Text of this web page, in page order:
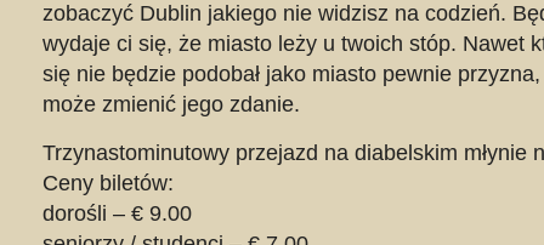
zobaczyć Dublin jakiego nie widzisz na codzień.
wydaje ci się, że miasto leży u twoich stóp. Nawet
się nie będzie podobał jako miasto pewnie
może zmienić jego zdanie.
Trzynastominutowy przejazd na diabelskim młynie
Ceny biletów:
dorośli – € 9.00